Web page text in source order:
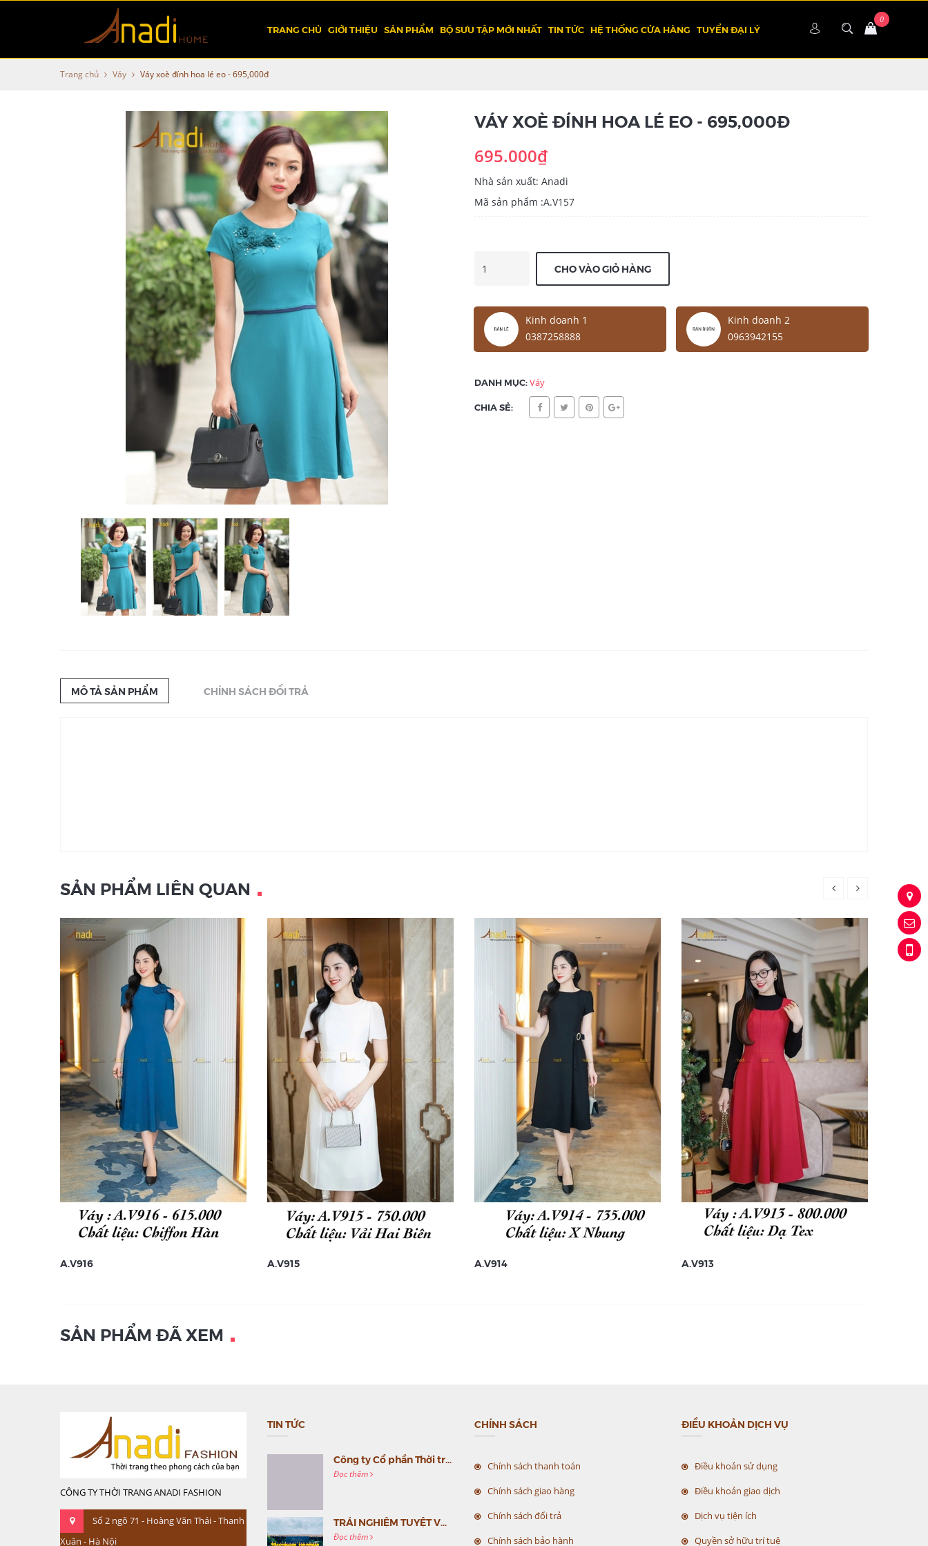
TRANG CHỦ GIỚI THIỆU SẢN PHẨM BỘ SƯU TẬP MỚI NHẤT TIN TỨC HỆ THỐNG CỬA HÀNG TUYỂN ĐẠI LÝ
Trang chủ Váy Váy xoè đính hoa lé eo - 695,000đ
VÁY XOÈ ĐÍNH HOA LÉ EO - 695,000Đ
695.000₫
Nhà sản xuất: Anadi
Mã sản phẩm :A.V157
CHO VÀO GIỎ HÀNG
Kinh doanh 1
0387258888
Kinh doanh 2
0963942155
DANH MỤC:Váy
CHIA SẺ:
MÔ TẢ SẢN PHẨM CHÍNH SÁCH ĐỔI TRẢ
SẢN PHẨM LIÊN QUAN
A.V916 A.V915 A.V914 A.V913
SẢN PHẨM ĐÃ XEM
CÔNG TY THỜI TRANG ANADI FASHION
Số 2 ngõ 71 - Hoàng Văn Thái - Thanh
Xuân - Hà Nội
TIN TỨC
Công ty Cổ phần Thời trang MC Việt Nam (MC Fashion) tổ chức Gala mừng sinh nhật lần thứ 9
Đọc thêm
TRẢI NGHIỆM TUYỆT VỜI CÙNG MC VIỆT NAM
Đọc thêm
CHÍNH SÁCH
Chính sách thanh toán
Chính sách giao hàng
Chính sách đổi trả
Chính sách bảo hành
ĐIỀU KHOẢN DỊCH VỤ
Điều khoản sử dụng
Điều khoản giao dịch
Dịch vụ tiện ích
Quyền sở hữu trí tuệ